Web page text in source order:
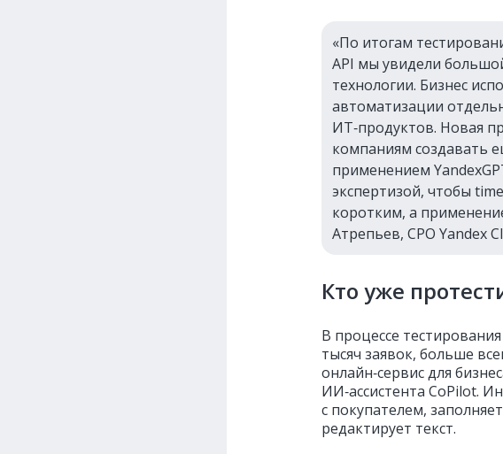
«По итогам
API мы увидели
технологии. Бизнес
автоматизации
ИТ‑продуктов. Новая
компаниям создавать
применением
экспертизой, чтобы
коротким, а
Атрепьев, CPO Yandex
Кто уже
В процессе
тысяч заявок, больше
онлайн‑сервис для
ИИ‑ассистента CoPilot.
с покупателем,
редактирует текст.